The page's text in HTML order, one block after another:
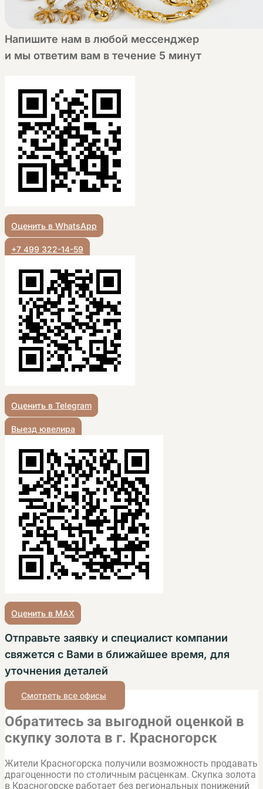
Напишите нам в любой мессенджер
и мы ответим вам в течение 5 минут
Оценить в WhatsApp
+7 499 322-14-59
Оценить в Telegram
Выезд ювелира
Оценить в MAX
Отправьте заявку и специалист компании
свяжется с Вами в ближайшее время, для
уточнения деталей
Смотреть все офисы
Обратитесь за выгодной оценкой в
скупку золота в г. Красногорск
Жители Красногорска получили возможность продавать
драгоценности по столичным расценкам. Скупка золота
в Красногорске работает без региональных понижений